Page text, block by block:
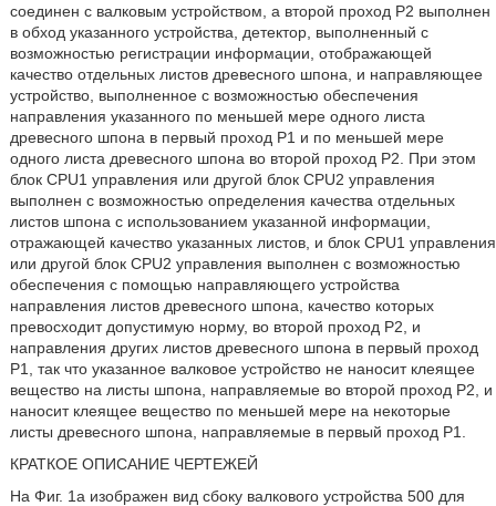
соединен с валковым устройством, а второй проход Р2 выполнен
в обход указанного устройства, детектор, выполненный с
возможностью регистрации информации, отображающей
качество отдельных листов древесного шпона, и направляющее
устройство, выполненное с возможностью обеспечения
направления указанного по меньшей мере одного листа
древесного шпона в первый проход Р1 и по меньшей мере
одного листа древесного шпона во второй проход Р2. При этом
блок CPU1 управления или другой блок CPU2 управления
выполнен с возможностью определения качества отдельных
листов шпона с использованием указанной информации,
отражающей качество указанных листов, и блок CPU1 управления
или другой блок CPU2 управления выполнен с возможностью
обеспечения с помощью направляющего устройства
направления листов древесного шпона, качество которых
превосходит допустимую норму, во второй проход Р2, и
направления других листов древесного шпона в первый проход
Р1, так что указанное валковое устройство не наносит клеящее
вещество на листы шпона, направляемые во второй проход Р2, и
наносит клеящее вещество по меньшей мере на некоторые
листы древесного шпона, направляемые в первый проход Р1.
КРАТКОЕ ОПИСАНИЕ ЧЕРТЕЖЕЙ
На Фиг. 1а изображен вид сбоку валкового устройства 500 для